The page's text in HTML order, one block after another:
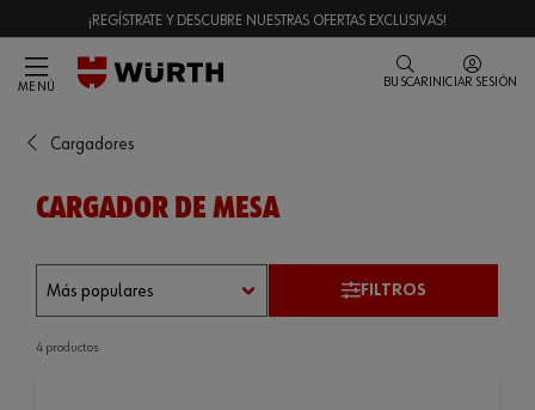
¡REGÍSTRATE Y DESCUBRE NUESTRAS OFERTAS EXCLUSIVAS!
MENÚ BUSCAR INICIAR SESIÓN
Cargadores
CARGADOR DE MESA
FILTROS
4 productos